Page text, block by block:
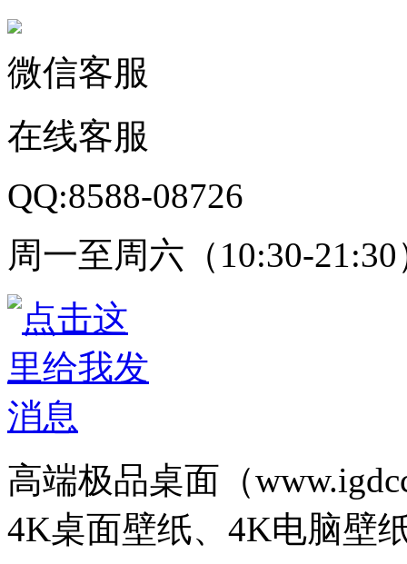
微信客服
在线客服
QQ:8588-08726
周一至周六（10:30-21:30
高端极品桌面（
4K桌面壁纸、4K电脑壁